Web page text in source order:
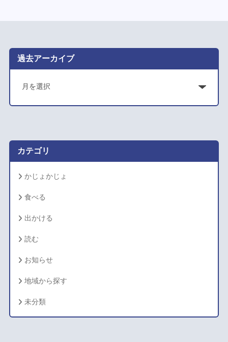
過去アーカイブ
ア
カ
カテゴリ
かじょかじょ
食べる
出かける
読む
お知らせ
地域から探す
未分類